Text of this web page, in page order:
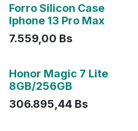
Forro Silicon Case
Iphone 13 Pro Max
7.559,00 Bs
Agotado
Honor Magic 7 Lite
8GB/256GB
306.895,44 Bs